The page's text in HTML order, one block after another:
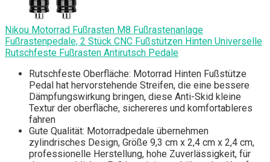
Nikou Motorrad Fußrasten M8 Fußrastenanlage
Fußrastenpedale, 2 Stück CNC Fußstützen Hinten Universelle
Rutschfeste Fußrasten Antirutsch Pedale
Rutschfeste Oberfläche: Motorrad Hinten Fußstütze
Pedal hat hervorstehende Streifen, die eine bessere
Dämpfungswirkung bringen, diese Anti-Skid kleine
Textur der oberfläche, sichereres und komfortableres
fahren
Gute Qualität: Motorradpedale übernehmen
zylindrisches Design, Größe 9,3 cm x 2,4 cm x 2,4 cm,
professionelle Herstellung, hohe Zuverlässigkeit, für